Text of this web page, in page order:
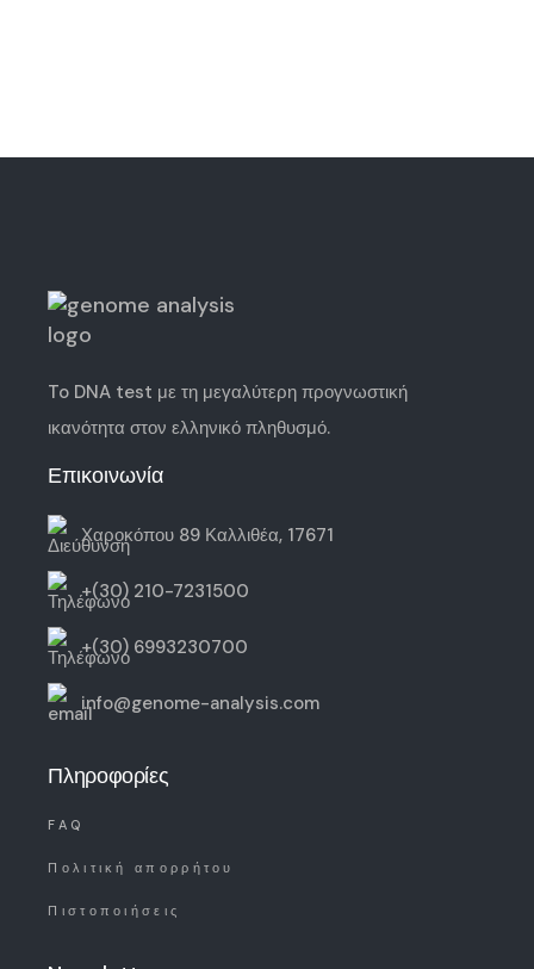
To DNA test με τη μεγαλύτερη προγνωστική
ικανότητα στον ελληνικό πληθυσμό.
Επικοινωνία
Χαροκόπου 89 Καλλιθέα, 17671
+(30) 210-7231500
+(30) 6993230700
info@genome-analysis.com
Πληροφορίες
FAQ
Πολιτική απορρήτου
Πιστοποιήσεις